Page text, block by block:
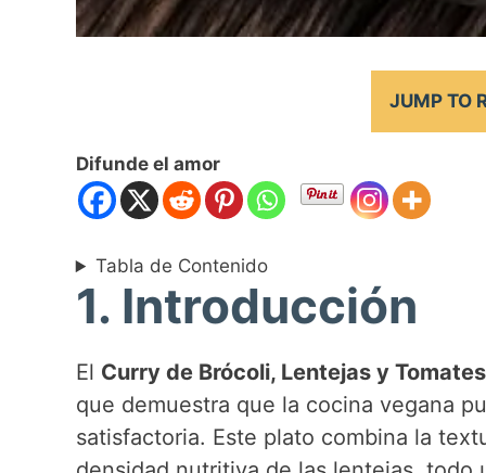
JUMP TO
Difunde el amor
Tabla de Contenido
1. Introducción
El Curry de Brócoli, Lentejas y
que demuestra que la cocina vegana
satisfactoria. Este plato combina la